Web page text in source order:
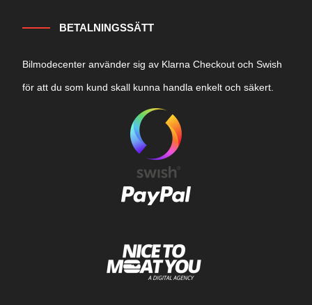
BETALNINGSSÄTT
Bilmodecenter använder sig av Klarna Checkout och Swish
för att du som kund skall kunna handla enkelt och säkert.